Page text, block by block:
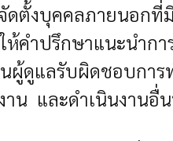
ตั้งบุคคลภายนอกที่
คำปรึกษาแนะนำก
ผู้ดูแลรับผิดชอบกา
น และดำเนินงาน